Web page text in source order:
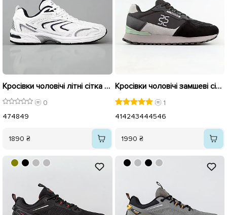
Кросівки чоловічі літні сітка великі 595205 Білі
0
474849
1890 ₴
Кросівки чоловічі замшеві сітка 594895 Чорний з сірим
1
414243444546
1990 ₴